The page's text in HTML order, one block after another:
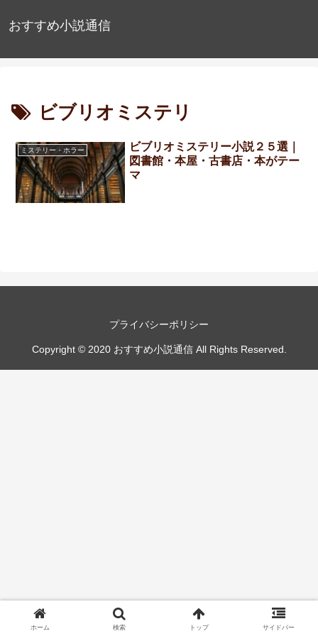
おすすめ小説通信
ビブリオミステリ
ミステリー・ホラー
ビブリオミステリー小説２５選｜
図書館・本屋・古書店・本がテー
マ
プライバシーポリシー
Copyright © 2020 おすすめ小説通信 All Rights Reserved.
ホーム 検索 トップ サイドバー